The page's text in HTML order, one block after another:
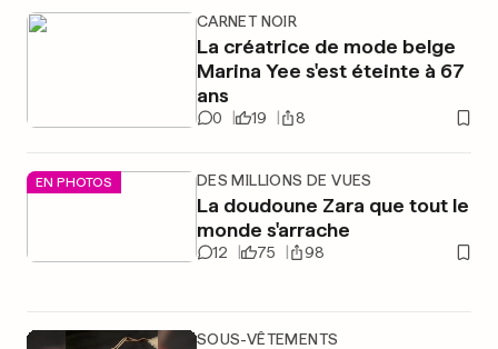
CARNET NOIR
La créatrice de mode belge
Marina Yee s'est éteinte à 67
ans
0 19 8
EN PHOTOS DES MILLIONS DE VUES
La doudoune Zara que tout le
monde s'arrache
12 75 98
SOUS-VÊTEMENTS